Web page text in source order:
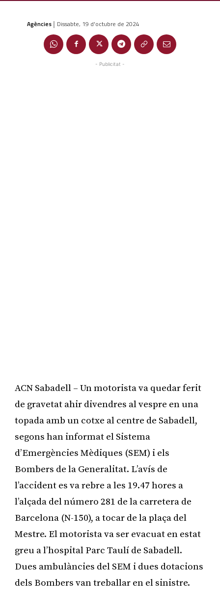
Agències | Dissabte, 19 d'octubre de 2024
- Publicitat -
ACN Sabadell – Un motorista va quedar ferit
de gravetat ahir divendres al vespre en una
topada amb un cotxe al centre de Sabadell,
segons han informat el Sistema
d’Emergències Mèdiques (SEM) i els
Bombers de la Generalitat. L’avís de
l’accident es va rebre a les 19.47 hores a
l’alçada del número 281 de la carretera de
Barcelona (N-150), a tocar de la plaça del
Mestre. El motorista va ser evacuat en estat
greu a l’hospital Parc Taulí de Sabadell.
Dues ambulàncies del SEM i dues dotacions
dels Bombers van treballar en el sinistre.